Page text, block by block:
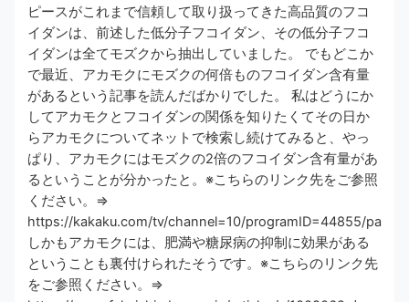
ピースがこれまで信頼して取り扱ってきた高品質のフコ
イダンは、前述した低分子フコイダン、その低分子フコ
イダンは全てモズクから抽出していました。 でもどこか
で最近、​アカモクにモズクの何倍ものフコイダン含有量
があるという記事​を読んだばかりでした。 私はどうにか
してアカモクとフコイダンの関係を知りたくてその日か
らアカモクについてネットで検索し続けてみると、やっ
ぱり、​アカモクにはモズクの2倍のフコイダン含有量があ
る​ということが分かったと。※こちらのリンク先をご参照
ください。⇒​​
https://kakaku.com/tv/channel=10/programID=44855/
しかも​​アカモクには、肥満や糖尿病の抑制に効果がある​​
ということも裏付けられたそうです。※こちらのリンク先
をご参照ください。⇒​